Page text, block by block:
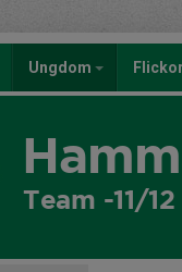
Ungdom Flickor
Team -11/12